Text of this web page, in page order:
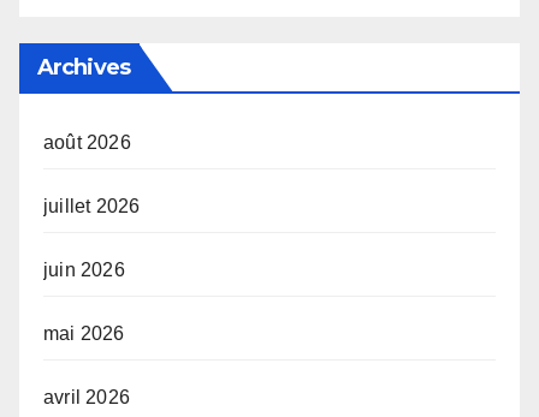
Archives
août 2026
juillet 2026
juin 2026
mai 2026
avril 2026